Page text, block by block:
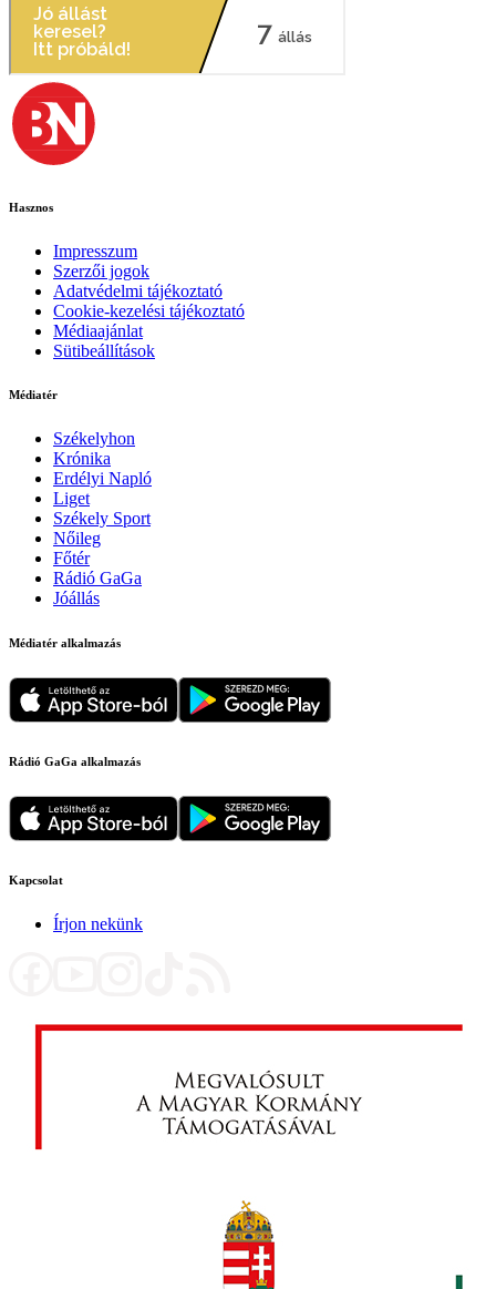
Hasznos
Impresszum
Szerzői jogok
Adatvédelmi tájékoztató
Cookie-kezelési tájékoztató
Médiaajánlat
Sütibeállítások
Médiatér
Székelyhon
Krónika
Erdélyi Napló
Liget
Székely Sport
Nőileg
Főtér
Rádió GaGa
Jóállás
Médiatér alkalmazás
Rádió GaGa alkalmazás
Kapcsolat
Írjon nekünk